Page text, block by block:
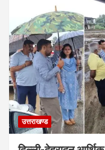
उत्तराखण्ड